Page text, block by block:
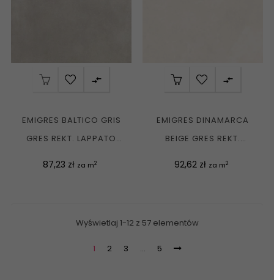

EMIGRES BALTICO GRIS
GRES REKT. LAPPATO
Cena
87,23 zł za m2

EMIGRES DINAMARCA
BEIGE GRES REKT.
Cena
92,62 zł za m2
Wyświetlaj 1-12 z 57 elementów
1 2 3 … 5